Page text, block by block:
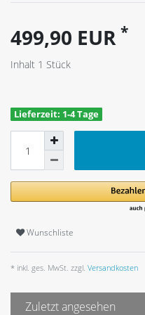
499,90 EUR *
Inhalt 1 Stück
Lieferzeit: 1-4 Tage
Wunschliste
* inkl. ges. MwSt. zzgl. Versandkosten
Zuletzt angesehen